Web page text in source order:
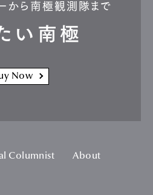
から南極観測隊まで
い南極
Now
Columnist
About